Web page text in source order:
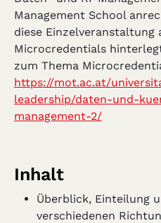
Management School
diese Einzelveranstaltung
Microcredentials
zum Thema
https://mot.ac.at/
leadership/daten-und-
management-2/
Inhalt
Überblick, Einteilung
verschiedenen